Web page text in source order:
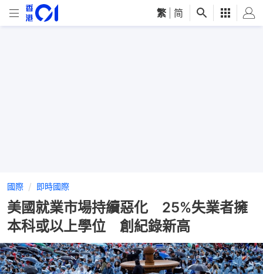
繁 简
國際 即時國際
美國就業市場持續惡化 25%失業者擁
本科或以上學位 創紀錄新高